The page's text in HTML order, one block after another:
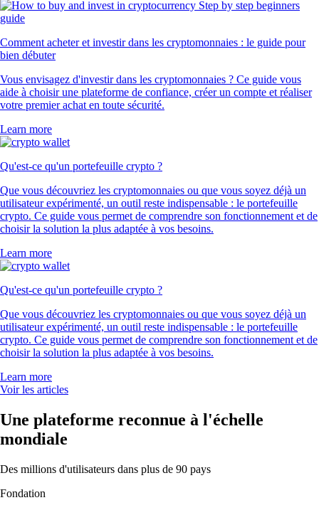
Comment acheter et investir dans les cryptomonnaies : le guide pour
bien débuter
Vous envisagez d'investir dans les cryptomonnaies ? Ce guide vous
aide à choisir une plateforme de confiance, créer un compte et réaliser
votre premier achat en toute sécurité.
Learn more
Qu'est-ce qu'un portefeuille crypto ?
Que vous découvriez les cryptomonnaies ou que vous soyez déjà un
utilisateur expérimenté, un outil reste indispensable : le portefeuille
crypto. Ce guide vous permet de comprendre son fonctionnement et de
choisir la solution la plus adaptée à vos besoins.
Learn more
Qu'est-ce qu'un portefeuille crypto ?
Que vous découvriez les cryptomonnaies ou que vous soyez déjà un
utilisateur expérimenté, un outil reste indispensable : le portefeuille
crypto. Ce guide vous permet de comprendre son fonctionnement et de
choisir la solution la plus adaptée à vos besoins.
Learn more
Voir les articles
Une plateforme reconnue à l'échelle
mondiale
Des millions d'utilisateurs dans plus de 90 pays
Fondation